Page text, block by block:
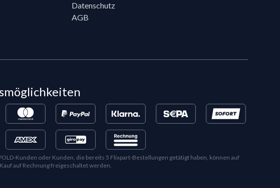
Datenschutz
AGB
Kunden oder Kunden, die bereits 5 Flixpart-Bestellungen getätigt haben, können auf
auf Rechnung freigeschaltet werden.